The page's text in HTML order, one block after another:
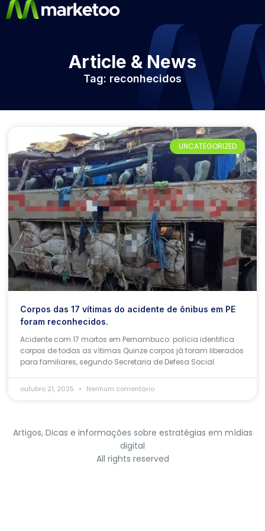
Article & News
Tag: reconhecidos
UNCATEGORIZED
Corpos das 17 vítimas do acidente de ônibus em PE
foram reconhecidos.
Acidente com 17 mortos em Pernambuco: polícia identifica
corpos de todas as vítimas Quinze corpos já foram liberados
para familiares, segundo Secretaria de Defesa Social.
outubro 21, 2025 Nenhum comentário
Artigos, Dicas e informações sobre estratégias em mídias
digital
All rights reserved